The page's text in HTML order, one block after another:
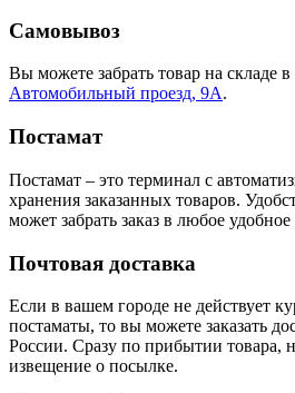
Самовывоз
Вы можете забрать товар на складе
Автомобильный проезд, 9А.
Постамат
Постамат – это терминал с
хранения заказанных товаров.
может забрать заказ в любое удобное
Почтовая доставка
Если в вашем городе не действует
постаматы, то вы можете заказать
России. Сразу по прибытии товара,
извещение о посылке.